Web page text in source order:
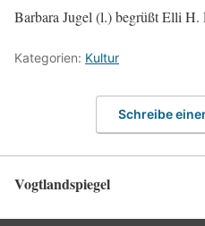
Barbara Jugel (l.) begrüßt Elli
Kategorien: Kultur
Schreibe
Vogtlandspiegel